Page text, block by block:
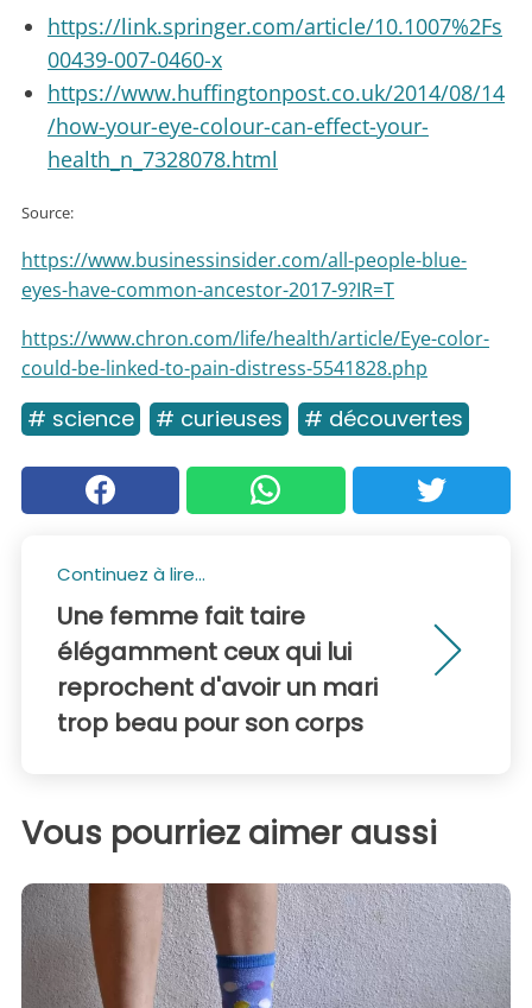
https://link.springer.com/article/10.1007%2Fs
00439-007-0460-x
https://www.huffingtonpost.co.uk/2014/08/14
/how-your-eye-colour-can-effect-your-
health_n_7328078.html
Source:
https://www.businessinsider.com/all-people-blue-
eyes-have-common-ancestor-2017-9?IR=T
https://www.chron.com/life/health/article/Eye-color-
could-be-linked-to-pain-distress-5541828.php
# science # curieuses # découvertes
Continuez à lire...
Une femme fait taire
élégamment ceux qui lui
reprochent d'avoir un mari
trop beau pour son corps
Vous pourriez aimer aussi